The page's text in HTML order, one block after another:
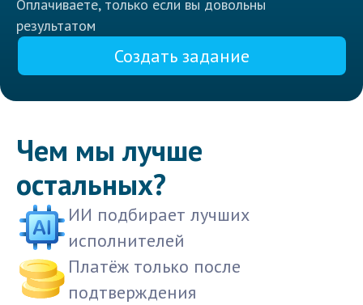
Оплачиваете, только если вы довольны
результатом
Создать задание
Чем мы лучше
остальных?
ИИ подбирает лучших
исполнителей
Платёж только после
подтверждения